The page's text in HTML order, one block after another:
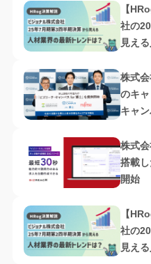
【
社の
見え
株式
のキ
キャ
株式
搭載
開始
【
社の
見え